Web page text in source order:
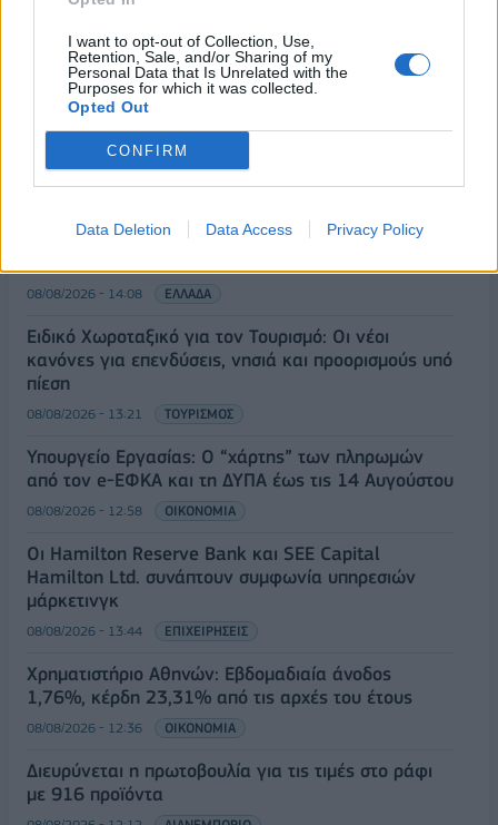
I want to opt-out of Collection, Use,
Retention, Sale, and/or Sharing of my
Personal Data that Is Unrelated with the
Purposes for which it was collected.
Opted Out
CONFIRM
Data Deletion Data Access Privacy Policy
Κορυφώνεται η έξοδος του Αυγούστου – Πάνω από
56.000 επιβάτες αναχωρούν σήμερα από τα
λιμάνια της Αττικής
08/08/2026 - 14:30 ΕΛΛΑΔΑ
Δυτική Αττική: Η επόμενη ημέρα μετά τις πυρκαγιές
– Τα έργα Antinero και η «μάχη» πριν από τις
08/08/2026 - 14:08 ΕΛΛΑΔΑ
Ειδικό Χωροταξικό για τον Τουρισμό: Οι νέοι
κανόνες για επενδύσεις, νησιά και προορισμούς υπό
πίεση
08/08/2026 - 13:21 ΤΟΥΡΙΣΜΟΣ
Υπουργείο Εργασίας: Ο “χάρτης” των πληρωμών
από τον e-ΕΦΚΑ και τη ΔΥΠΑ έως τις 14 Αυγούστου
08/08/2026 - 12:58 ΟΙΚΟΝΟΜΙΑ
Οι Hamilton Reserve Bank και SEE Capital
Hamilton Ltd. συνάπτουν συμφωνία υπηρεσιών
μάρκετινγκ
08/08/2026 - 13:44 ΕΠΙΧΕΙΡΗΣΕΙΣ
Χρηματιστήριο Αθηνών: Εβδομαδιαία άνοδος
1,76%, κέρδη 23,31% από τις αρχές του έτους
08/08/2026 - 12:36 ΟΙΚΟΝΟΜΙΑ
Διευρύνεται η πρωτοβουλία για τις τιμές στο ράφι
με 916 προϊόντα